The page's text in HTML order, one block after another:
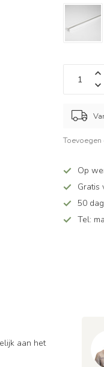
Op
Gratis
50
Tel:
aan het